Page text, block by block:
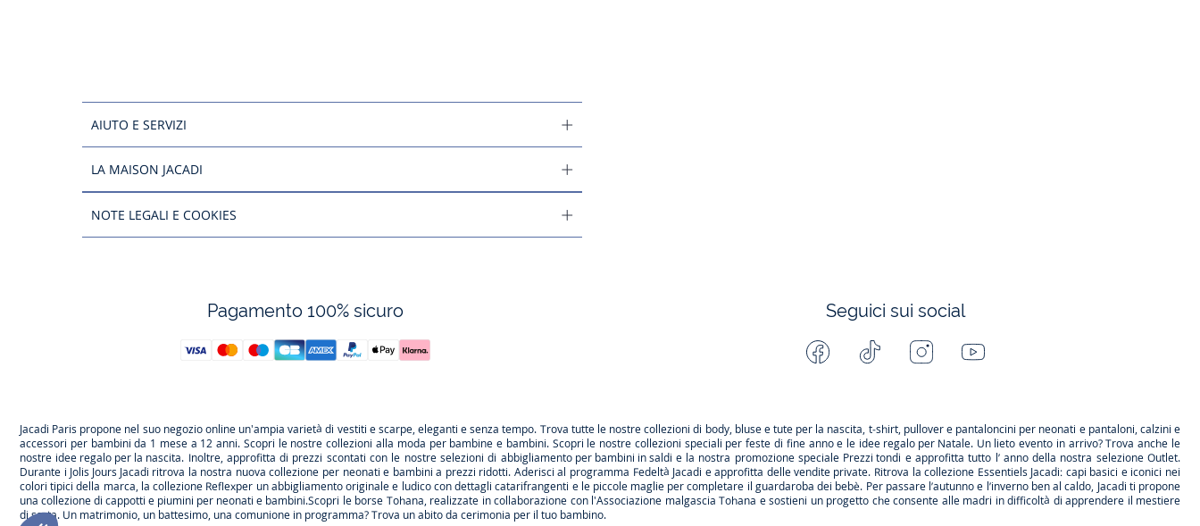
AIUTO E SERVIZI
LA MAISON JACADI
NOTE LEGALI E COOKIES
Pagamento 100% sicuro Seguici sui social
Facebook Tiktok InstagramYoutube
Jacadi Paris propone nel suo negozio online un'ampia varietà di vestiti escarpe, eleganti e senza tempo. Trova tutte le nostre collezioni di body, bluse e tute per la nascita, t-shirt, pullover e pantaloncini per neonati e pantaloni, calzini e
accessori per bambini da 1 mese a 12 anni. Scopri le nostre collezioni alla moda per bambine e bambini. Scopri le nostre collezioni speciali per feste di fine anno e le idee regalo per Natale. Un lieto evento in arrivo? Trova anche le
nostre idee regalo per la nascita. Inoltre, approfitta di prezzi scontati con le nostre selezioni di abbigliamento per bambini in saldi e la nostra promozione speciale Prezzi tondi e approfitta tutto l’ anno della nostra selezioneOutlet.
Durante i Jolis Jours Jacadi ritrova la nostra nuova collezione per neonati e bambini a prezzi ridotti. Aderisci al programma Fedeltà Jacadi e approfitta dellevendite private. Ritrova la collezione EssentielsJacadi: capi basici e iconici nei
colori tipici della marca, la collezione Reflexper un abbigliamento originale e ludico con dettagli catarifrangenti e le piccole maglie per completare il guardaroba dei bebè. Per passare l’autunno e l’inverno ben al caldo, Jacadi ti propone
unacollezione di cappotti e piumini per neonati e bambini.Scopri le borse Tohana, realizzate in collaborazione con l'Associazione malgascia Tohana e sostieni un progetto che consente alle madri in difficoltà di apprendere il mestiere
di sarta. Un matrimonio, un battesimo, una comunione in programma? Trova un abito da cerimonia per il tuo bambino.